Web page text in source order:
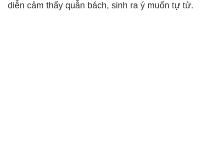
diễn cảm thấy quẫn bách, sinh ra ý muốn tự tử.